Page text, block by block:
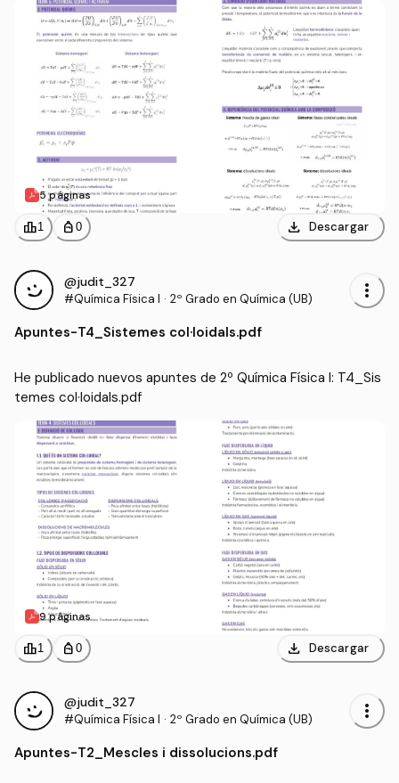
5 páginas
leaderboard1 personal_bag 0 download Descargar
@judit_327
#Química Física I · 2º Grado en Química (UB) more_vert
Apuntes-T4_Sistemes col·loidals.pdf
He publicado nuevos apuntes de 2º Química Física I: T4_Sis
temes col·loidals.pdf
9 páginas
leaderboard1 personal_bag 0 download Descargar
@judit_327
#Química Física I · 2º Grado en Química (UB) more_vert
Apuntes-T2_Mescles i dissolucions.pdf